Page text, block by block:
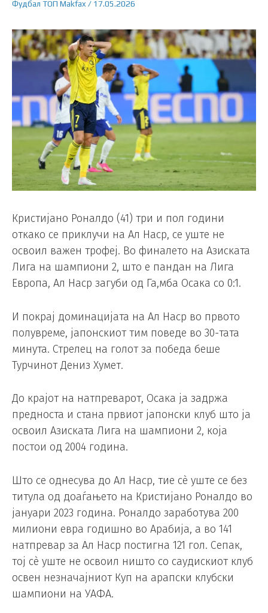
Фудбал ТОП Makfax / 17.05.2026
Кристијано Роналдо (41) три и пол години
откако се приклучи на Ал Наср, се уште не
освоил важен трофеј. Во финалето на Азиската
Лига на шампиони 2, што е пандан на Лига
Европа, Ал Наср загуби од Га,мба Осака со 0:1.
И покрај доминацијата на Ал Наср во првото
полувреме, јапонскиот тим поведе во 30-тата
минута. Стрелец на голот за победа беше
Турчинот Дениз Хумет.
До крајот на натпреварот, Осака ја задржа
предноста и стана првиот јапонски клуб што ја
освоил Азиската Лига на шампиони 2, која
постои од 2004 година.
Што се однесува до Ал Наср, тие сè уште се без
титула од доаѓањето на Кристијано Роналдо во
јануари 2023 година. Роналдо заработува 200
милиони евра годишно во Арабија, а во 141
натпревар за Ал Наср постигна 121 гол. Сепак,
тој сè уште не освоил ништо со саудискиот клуб
освен незначајниот Куп на арапски клубски
шампиони на УАФА.